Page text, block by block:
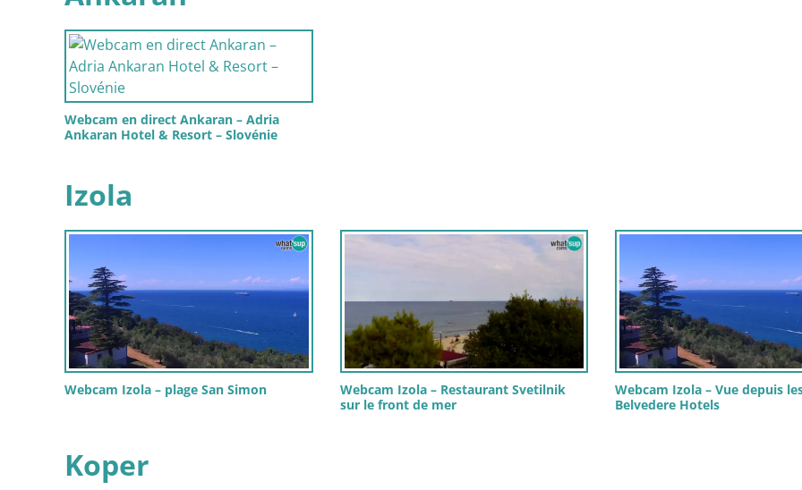
Webcam en direct Ankaran – Adria
Ankaran Hotel & Resort – Slovénie
Izola
Webcam Izola – plage San Simon
Webcam Izola – Restaurant Svetilnik
sur le front de mer
Webcam Izola – Vue depuis
Belvedere Hotels
Koper